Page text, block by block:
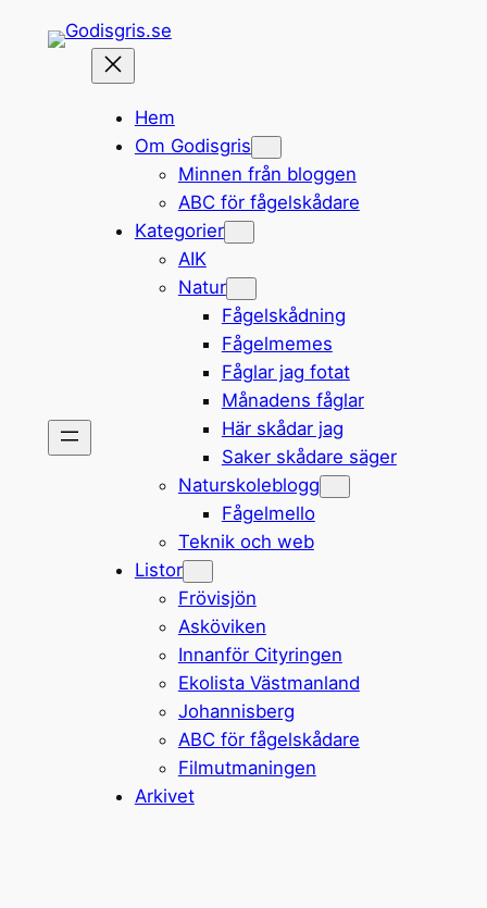
Hem
Om Godisgris
Minnen från bloggen
ABC för fågelskådare
Kategorier
AIK
Natur
Fågelskådning
Fågelmemes
Fåglar jag fotat
Månadens fåglar
Här skådar jag
Saker skådare säger
Naturskoleblogg
Fågelmello
Teknik och web
Listor
Frövisjön
Asköviken
Innanför Cityringen
Ekolista Västmanland
Johannisberg
ABC för fågelskådare
Filmutmaningen
Arkivet